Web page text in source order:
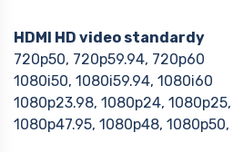
HDMI HD video standardy
720p50, 720p59.94, 720p60
1080i50, 1080i59.94, 1080i60
1080p23.98, 1080p24,
1080p47.95, 1080p48,